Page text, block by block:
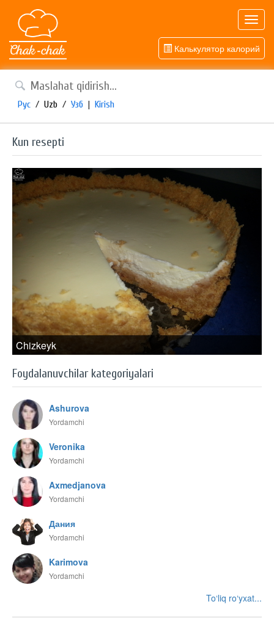
Калькулятор калорий
Рус / Uzb / Узб | Kirish
Kun resepti
Chizkeyk
Foydalanuvchilar kategoriyalari
Ashurova
Yordamchi
Veronika
Yordamchi
Axmedjanova
Yordamchi
Дания
Yordamchi
Karimova
Yordamchi
To‘liq ro‘yxat...